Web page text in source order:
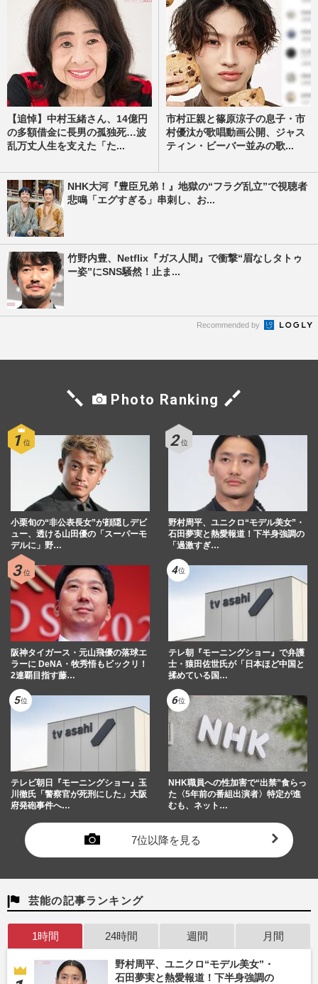
【追悼】中村玉緒さん、14億円
の多額借金に長男の孤独死…波
乱万丈人生を支えた「た...
市村正親と篠原涼子の息子・市
村優汰が歌唱動画公開、ジャス
ティン・ビーバー並みの歌...
NHK大河『豊臣兄弟！』地獄の“フラグ乱立”で視聴者
悲鳴「エグすぎる」串刺し、お...
竹野内豊、Netflix『ガス人間』で衝撃“眉なしタトゥ
ー姿”にSNS騒然！止ま...
Recommended by
Photo Ranking
小栗旬の“非公表長女”が顔隠しデビ
ュー、透ける山田優の「スーパーモ
デルに」野…
野村周平、ユニクロ“モデル美女”・
石田夢実と熱愛報道！下半身強調の
「過激すぎ…
阪神タイガース・元山飛優の落球エ
ラーに DeNA・牧秀悟もビックリ！
2連覇目指す藤…
テレ朝『モーニングショー』で弁護
士・猿田佐世氏が「日本ほど中国と
揉めている国…
テレビ朝日『モーニングショー』玉
川徹氏「警察官が死刑にした」大阪
府発砲事件へ…
NHK職員への性加害で“出禁”食らっ
た〈5年前の番組出演者〉特定が進
むも、ネット…
7位以降を見る
芸能の記事ランキング
1時間 24時間 週間 月間
野村周平、ユニクロ“モデル美女”・
石田夢実と熱愛報道！下半身強調の